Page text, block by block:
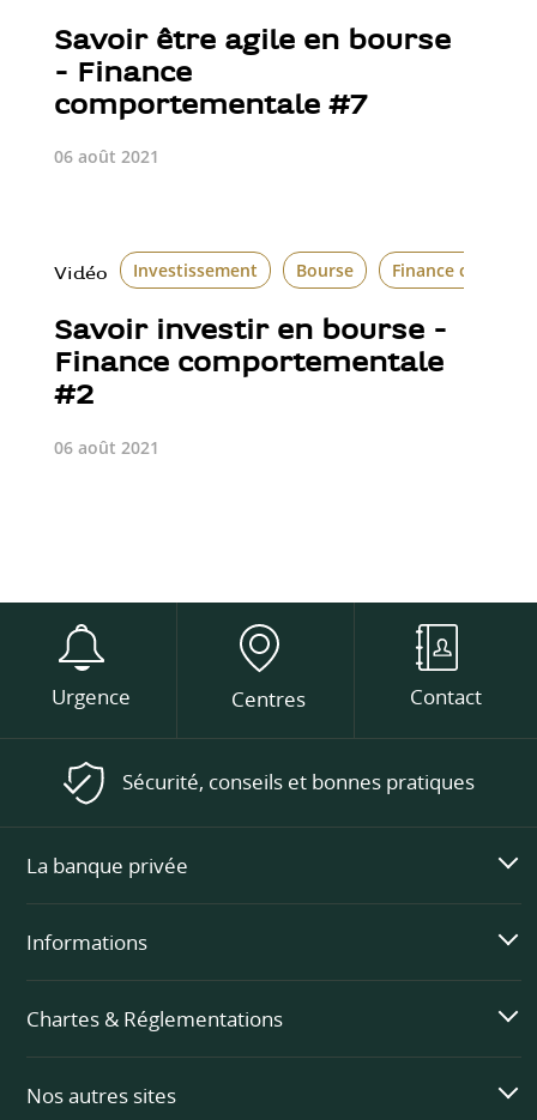
Savoir être agile en bourse
- Finance
comportementale #7
06 août 2021
Vidéo Investissement Bourse Finance
Savoir investir en bourse -
Finance comportementale
#2
06 août 2021
Urgence Centres Contact
Sécurité, conseils et bonnes pratiques
La banque privée
Informations
Chartes & Réglementations
Nos autres sites